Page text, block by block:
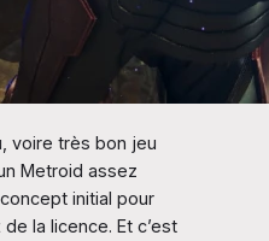
voire très bon jeu
Metroid assez
initial pour
la licence. Et c’est